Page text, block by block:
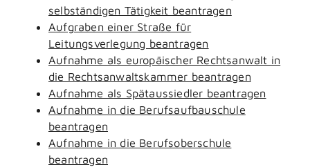
selbständigen Tätigkeit beantragen
Aufgraben einer Straße für
Leitungsverlegung beantragen
Aufnahme als europäischer Rechtsanwalt in
die Rechtsanwaltskammer beantragen
Aufnahme als Spätaussiedler beantragen
Aufnahme in die Berufsaufbauschule
beantragen
Aufnahme in die Berufsoberschule
beantragen